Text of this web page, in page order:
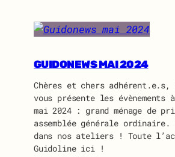
GUIDONEWS MAI 2024
Chères et chers adhérent.e.s,
vous présente les évènements
mai 2024 : grand ménage de
assemblée générale
dans nos ateliers ! Toute
Guidoline ici !